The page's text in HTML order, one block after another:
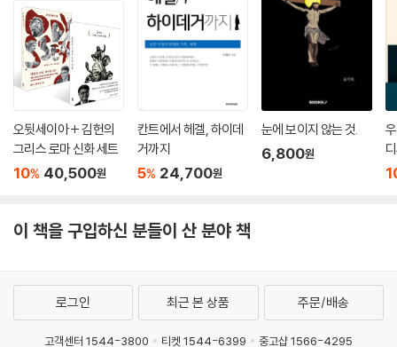
리지 않는 역할을 한 것처럼 보였다. 게다가 그는 좌파 자체의 대부분의 지
식인과는 반대 방향으로 나아가고 있었다. 왜냐하면 그는 전쟁의 첫해부터
그런 해결책을 주장했기 때문이다.
---「제6장 알제리에서 베트남까지」중에서
전 세계적으로 보도된 사르트르와 아롱이 함께 찍힌 두 장의 사진에 실제
의미보다 더 큰 의미를 부여하지 않도록 주의하자. … 그 당시에 두 사람이
함께 찍힌 사진에 대해 설왕설래가 있었다. 심지어는 다음과 같은 상투적
인 얘기도 있었다. 즉, 30년 된 불구대천의 적들이 갑작스럽게 그 당시에
리고 금색 카펫 위에서 이루어진 이런 종류의 만남을 통해 또한 지식인 사
회에서 그때까지 대립 일색이었던 두 세계의 봉합이 굳어질 수 있을 것이
로 가능할 것처럼 보였다.
---「제7장 인상, 저무는 태양」중에서
마치 혁명을 중요시했던 조선의 건국기와 충절을 중요시했던 건국 이후의
시대처럼 말이다. 우리가 물어야 할 질문은 이것이다. “왜 사르트르의 몰락
과 아롱의 상승이 최근의 프랑스 지성계에 매력적이었던가?” 보다 직접적
으로 말해, “왜 금세기는 사르트르가 아닌 아롱을 옳다고 보고 있는가?”
두 지식인이 끌어안고자 한 ‘역사’가 그것을 말해 줄 것이다. 두 명의 ‘지식
인’인 사르트르와 아롱은 지식인 사회에서 보면 여전히 ‘역사’의 ‘재판정’
앞에 서 있다. 다만 이번에는 그 판결이 미뤄진 상태이다.
오뒷세이아 + 김헌의
그리스 로마 신화 세트
10% 40,500원
칸트에서 헤겔, 하이데
거까지
5% 24,700원
눈에 보이지 않는 것.
6,800원
이 책을 구입하신 분들이 산 분야 책
로그인 최근 본 상품 주문/배송
고객센터 1544-3800 티켓 1544-6399
중고샵 1566-4295